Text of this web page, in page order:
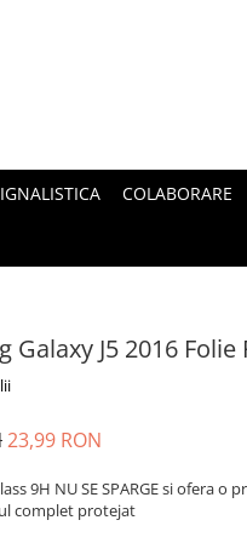
COLABORARE
Galaxy J5 2016
23,99 RON
9H NU SE SPARGE si ofera
complet protejat